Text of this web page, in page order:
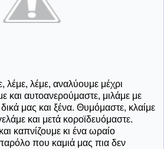
λέμε, λέμε, αναλύουμε μέχρι
και αυτοανερούμαστε, μιλάμε με
μας και ξένα. Θυμόμαστε, κλαίμε
και μετά κοροϊδευόμαστε.
καπνίζουμε κι ένα ωραίο
που καμιά μας πια δεν